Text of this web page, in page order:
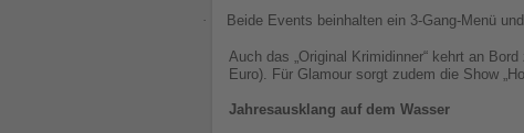
· Beide Events beinhalten ein 3-Gang-Menü
Auch das „Original Krimidinner“ kehrt an
Euro). Für Glamour sorgt zudem die Show
Jahresausklang auf dem Wasser